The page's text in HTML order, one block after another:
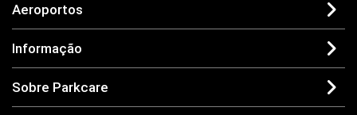
Aeroportos
Informação
Sobre Parkcare